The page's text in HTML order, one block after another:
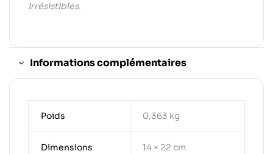
irrésistibles.
Informations complémentaires
Poids 0,363 kg
Dimensions 14 × 22 cm